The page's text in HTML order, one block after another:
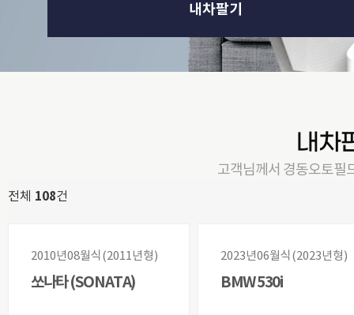
내차팔기
내차
고객님께서 경동오토필
전체 108건
2010년08월식(2011년형)
쏘나타 (SONATA)
2023년06월식(2023년형)
BMW 530i